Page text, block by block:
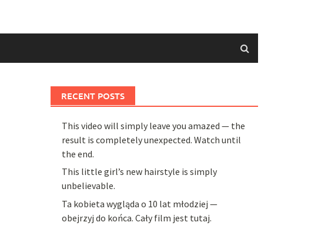
RECENT POSTS
This video will simply leave you amazed — the
result is completely unexpected. Watch until
the end.
This little girl’s new hairstyle is simply
unbelievable.
Ta kobieta wygląda o 10 lat młodziej —
obejrzyj do końca. Cały film jest tutaj.